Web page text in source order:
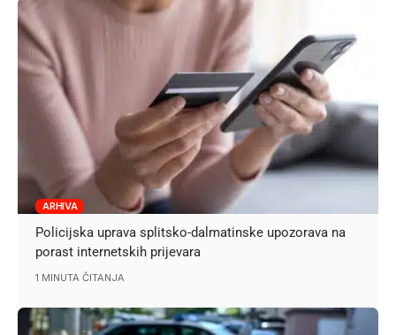
ARHIVA
Policijska uprava splitsko-dalmatinske upozorava na
porast internetskih prijevara
1 MINUTA ČITANJA